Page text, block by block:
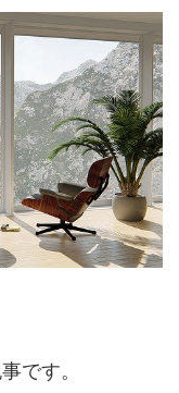
です。